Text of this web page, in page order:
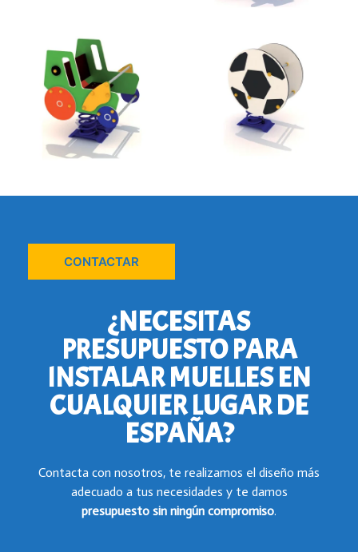
¿NECESITAS
PRESUPUESTO PARA
INSTALAR MUELLES EN
CUALQUIER LUGAR DE
ESPAÑA?
Contacta con nosotros, te realizamos el diseño más
adecuado a tus necesidades y te damos
presupuesto sin ningún compromiso.
CONTACTAR